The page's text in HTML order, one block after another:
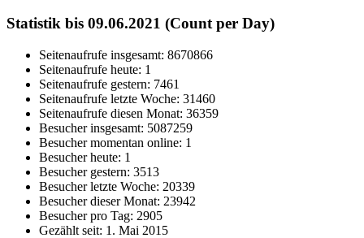
Statistik bis 09.06.2021 (Count per Day)
Seitenaufrufe insgesamt: 8670866
Seitenaufrufe heute: 1
Seitenaufrufe gestern: 7461
Seitenaufrufe letzte Woche: 31460
Seitenaufrufe diesen Monat: 36359
Besucher insgesamt: 5087259
Besucher momentan online: 1
Besucher heute: 1
Besucher gestern: 3513
Besucher letzte Woche: 20339
Besucher dieser Monat: 23942
Besucher pro Tag: 2905
Gezählt seit: 1. Mai 2015